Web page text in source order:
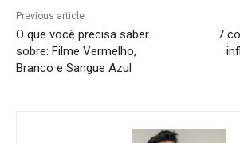
Previous article
O que você precisa saber
sobre: Filme Vermelho,
Branco e Sangue Azul
7